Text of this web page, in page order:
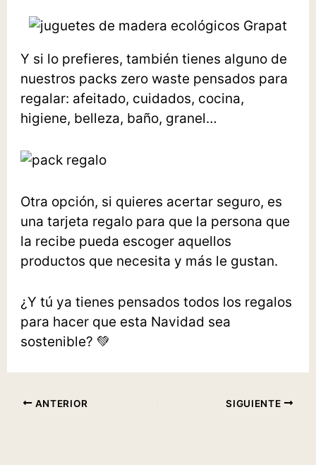
Y si lo prefieres, también tienes alguno de
nuestros packs zero waste pensados para
regalar: afeitado, cuidados, cocina,
higiene, belleza, baño, granel…
Otra opción, si quieres acertar seguro, es
unatarjeta regalo para que la persona que
la recibe pueda escoger aquellos
productos que necesita y más le gustan.
¿Y tú ya tienes pensados todos los regalos
para hacer que esta Navidad sea
sostenible? 💚
ANTERIOR SIGUIENTE